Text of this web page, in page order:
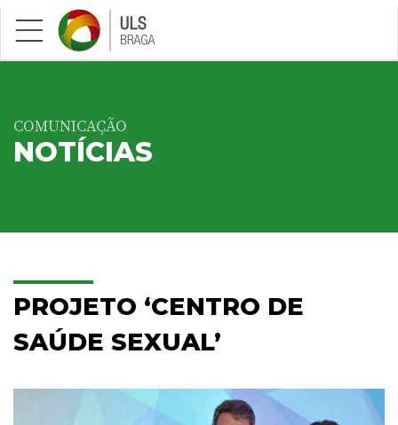
Saltar para conteúdo principal
COMUNICAÇÃO
NOTÍCIAS
PROJETO ‘CENTRO DE
SAÚDE SEXUAL’